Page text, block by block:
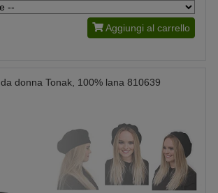
Aggiungi al carrello
donna Tonak, 100% lana 810639